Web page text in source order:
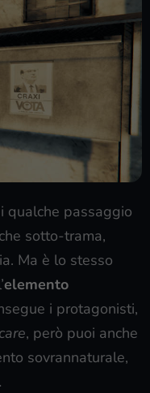
qualche passaggio
sotto-trama,
Ma è lo stesso
elemento
i protagonisti,
, però puoi anche
sovrannaturale,